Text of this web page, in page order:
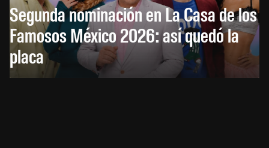
Segunda nominación en La Casa de los
Famosos México 2026: así quedó la
placa